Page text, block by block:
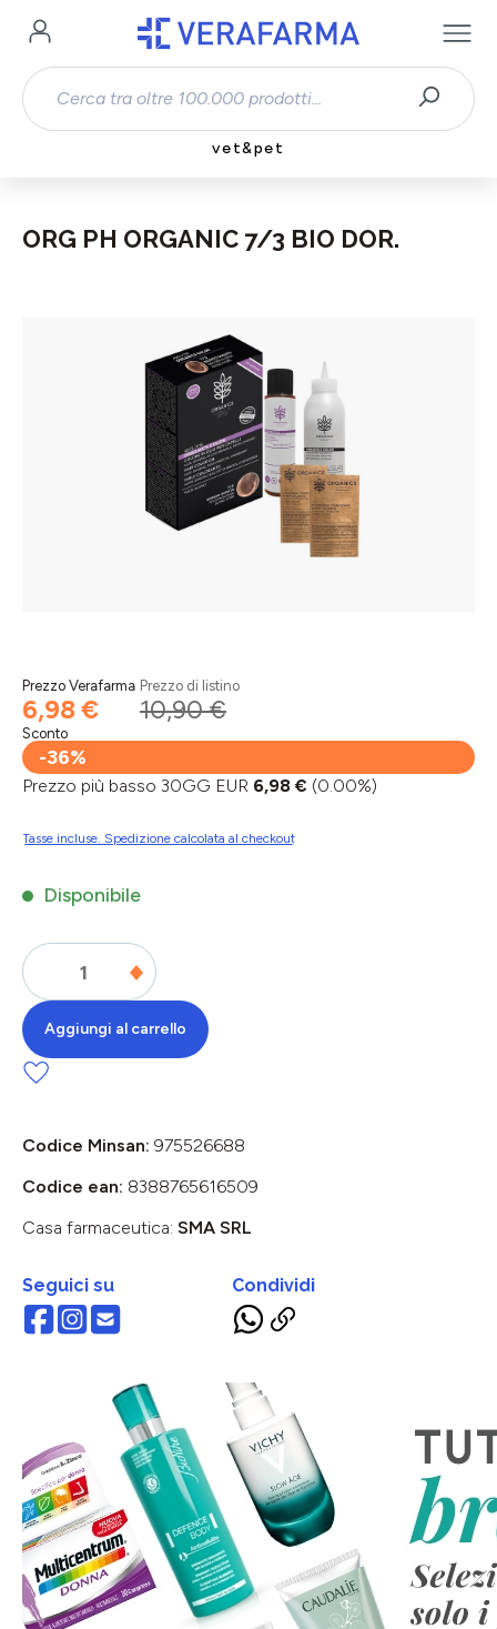
Passa al contenuto principale
vet&pet
ORG PH ORGANIC 7/3 BIO DOR.
Prezzo Verafarma
6,98 €
Prezzo di listino
10,90 €
Sconto
-36%
Prezzo più basso 30GG EUR 6,98 € (0.00%)
Tasse incluse. Spedizione calcolata al checkout
Disponibile
Aggiungi al carrello
Codice Minsan: 975526688
Codice ean: 8388765616509
Casa farmaceutica: SMA SRL
Seguici su Condividi